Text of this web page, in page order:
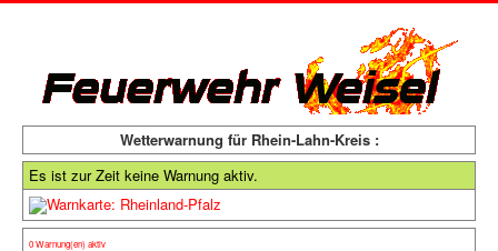
Wetterwarnung für Rhein-Lahn-Kreis :
Es ist zur Zeit keine Warnung aktiv.
0 Warnung(en) aktiv